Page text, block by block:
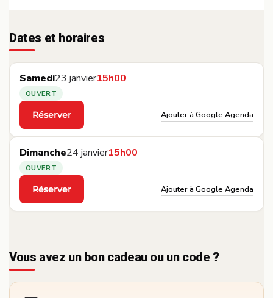
Dates et horaires
Samedi23 janvier15h00
OUVERT
Réserver
·
Ajouter à Google Agenda
Dimanche24 janvier15h00
OUVERT
Réserver
·
Ajouter à Google Agenda
Vous avez un bon cadeau ou un code ?